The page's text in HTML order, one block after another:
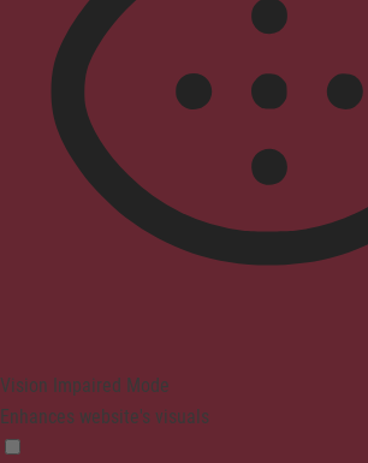
Vision Impaired Mode
Enhances website's visuals